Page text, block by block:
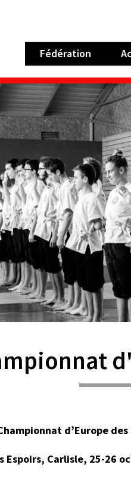
Fédération
d’Europe
Espoirs, Carlisle, 25-26